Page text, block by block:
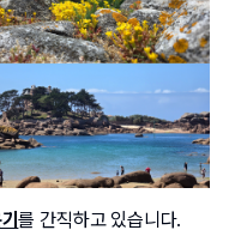
를 간직하고 있습니다.